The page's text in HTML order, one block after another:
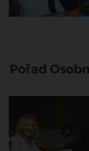
Pořad